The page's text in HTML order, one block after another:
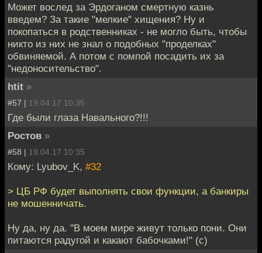
Может вослед за Эрдоганом смертную казнь
введем? За такие "мелкие" хищения? Ну и
покопаться в родственниках - не могло быть, чтобы
никто из них не знал о подобных "проделках"
обвиняемой. А потом с помпой посадить их за
"недоносительство".
htit »
#57 | 19.04.17 10:35
Где были глаза Навального?!!!
Ростов »
#58 | 19.04.17 10:35
Кому: Lyubov_K, #32
> ЦБ РФ будет выполнять свои функции, а банкиры
не мошенничать.
Ну да, ну да. "В моем мире живут только пони. Они
питаются радугой и какают бабочками!" (с)